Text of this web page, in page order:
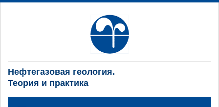
Нефтегазовая геология.
Теория и практика